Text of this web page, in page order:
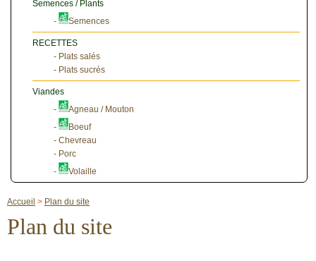
Semences / Plants
-
Semences
RECETTES
- Plats salés
- Plats sucrés
Viandes
-
Agneau / Mouton
-
Boeuf
- Chevreau
- Porc
-
Volaille
Accueil > Plan du site
Plan du site